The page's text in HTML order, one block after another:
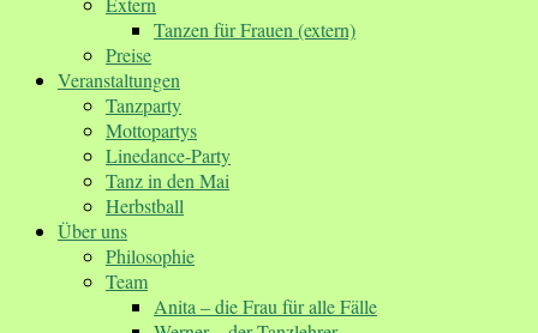
Tanzen für Frauen (extern)
Preise
Veranstaltungen
Tanzparty
Mottopartys
Linedance-Party
Tanz in den Mai
Herbstball
Über uns
Philosophie
Team
Anita – die Frau für alle Fälle